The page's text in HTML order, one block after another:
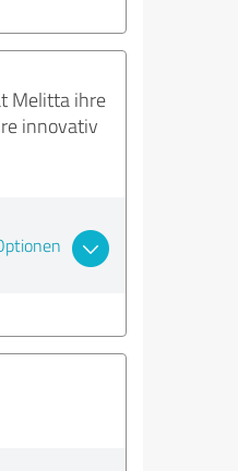
Melitta ihre
innovativ